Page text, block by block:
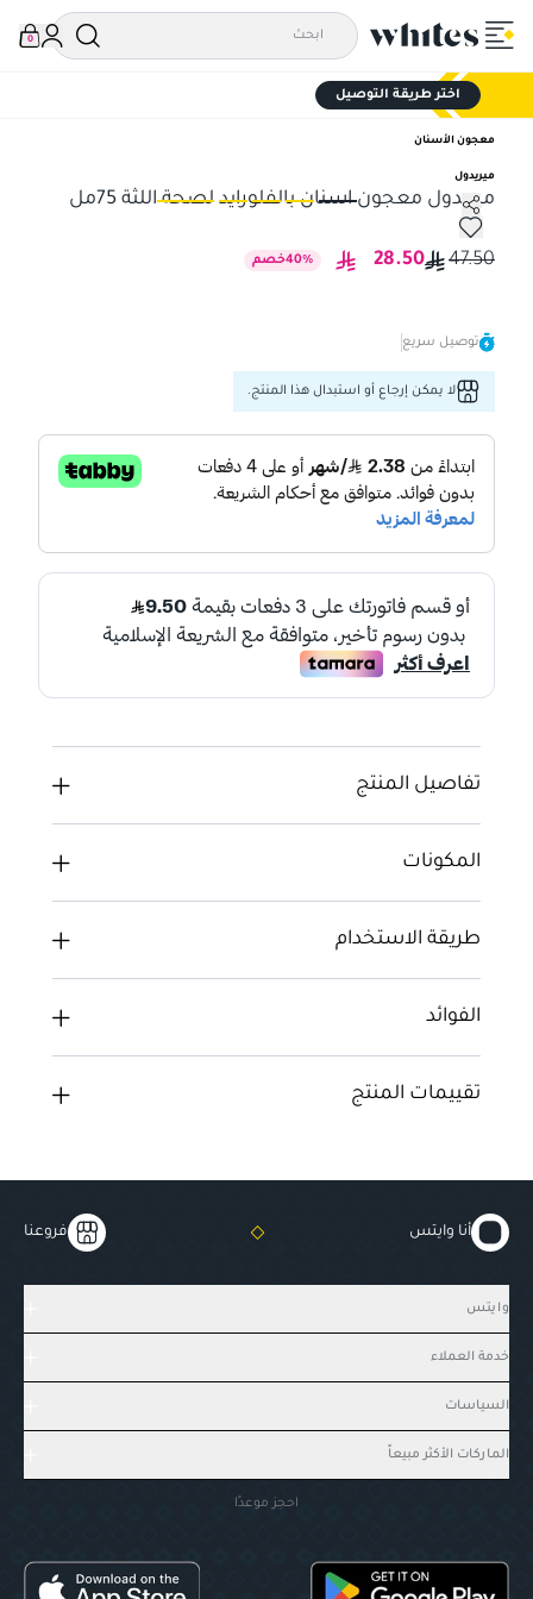
0
اختر طريقة التوصيل
معجون الأسنان
ميريدول
ميريدول معجون اسنان بالفلورايد لصحة اللثة 75مل
ميريدول معجون اسنان بالفلورايد لصحة اللثة 75مل
47.50
28.50
40% خصم
توصيل سريع
لا يمكن إرجاع أو استبدال هذا المنتج.
تفاصيل المنتج
المكونات
طريقة الاستخدام
الفوائد
تقييمات المنتج
أنا وايتس فروعنا
وايتس
خدمة العملاء
السياسات
الماركات الأكثر مبيعاً
احجز موعدًا